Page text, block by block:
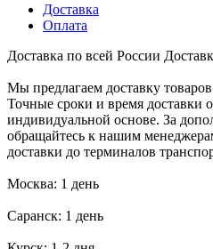
Доставка
Оплата
Доставка по всей России
Мы предлагаем доставку
Точные сроки и время доставки
индивидуальной основе. За
обращайтесь к нашим
доставки до терминалов
Москва: 1 день
Саранск: 1 день